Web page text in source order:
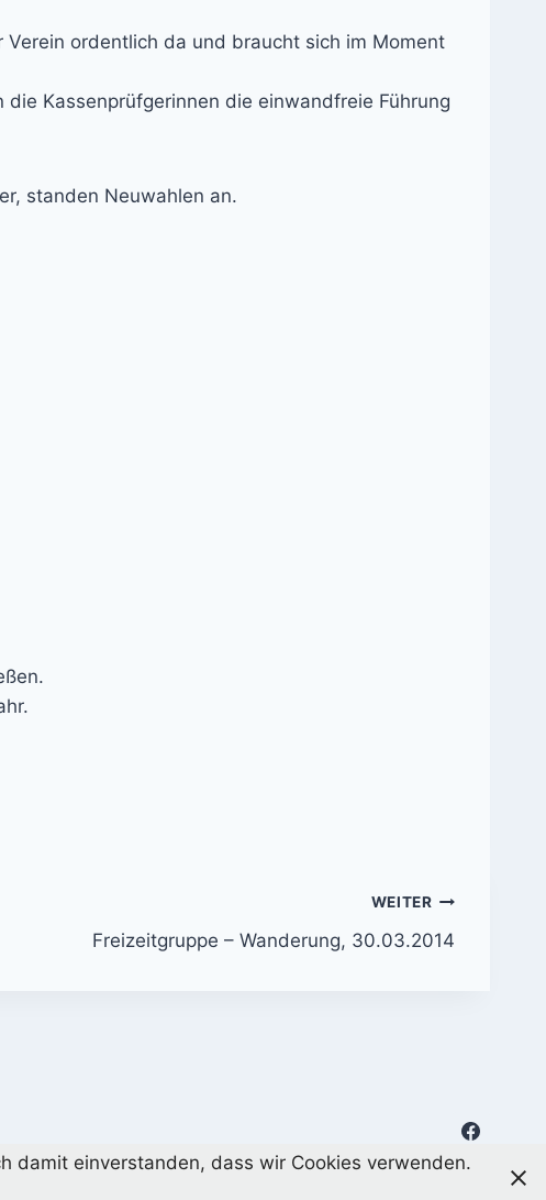
ordentlich da und braucht sich im Moment
Kassenprüfgerinnen die einwandfreie Führung
standen Neuwahlen an.
WEITER
Freizeitgruppe – Wanderung, 30.03.2014
damit einverstanden, dass wir Cookies verwenden.